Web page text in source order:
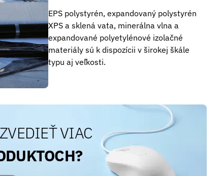
EPS polystyrén, expandovaný polystyrén
XPS a sklená vata, minerálna vlna a
expandované polyetylénové izolačné
materiály sú k dispozícii v širokej škále
typu aj veľkosti.
VIAC